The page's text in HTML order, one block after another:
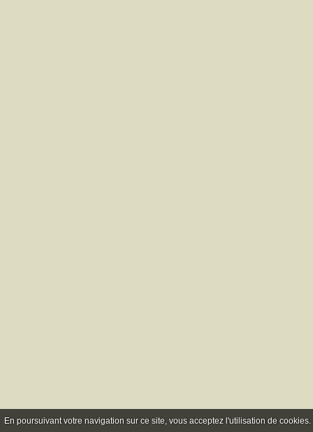
En poursuivant votre navigation sur ce site, vous acceptez l'utilisation de